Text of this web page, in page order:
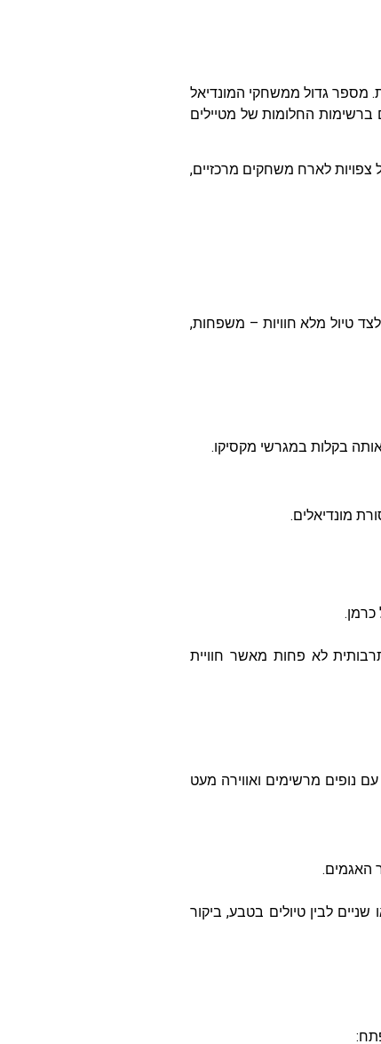
2026 פותח שפע של אפשרויות. מספר גדול ממשחקי המונדיאל
ברשימות החלומות של מטיילים
צפויות לארח משחקים מרכזיים,
טיול מלא חוויות – משפחות,
בקלות במגרשי מקסיקו.​
מונדיאלים.
כרמן.
לא פחות מאשר חוויית
מתוקתקות עם נופים מרשימים ואווירה מעט
האגמים.
לבין טיולים בטבע, ביקור